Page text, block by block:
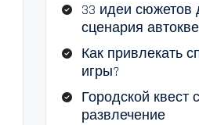
33 идеи сюжетов
сценария
Как привлекать
игры?
Городской квест
развлечение